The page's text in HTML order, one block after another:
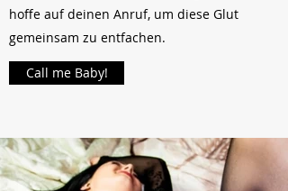
hoffe auf deinen Anruf, um diese Glut
gemeinsam zu entfachen.
Call me Baby!